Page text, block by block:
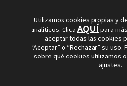
Utilizamos cookies propias y
analíticos. Clica AQUÍpara
aceptar todas las cookies
“Aceptar” o “Rechazar” su
sobre qué cookies utilizamos
ajustes.